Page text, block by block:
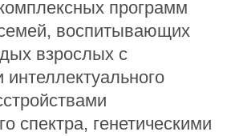
программ
воспитывающих
взрослых с
спектра, генетическими